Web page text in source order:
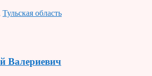
Тульская область
Валериевич